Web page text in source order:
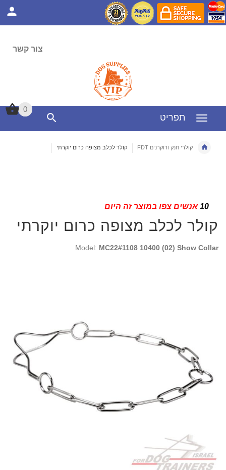
צור קשר
0
תפריט
0
קולרי חנק ודוקרנים FDT קולר לכלב מצופה כרום יוקרתי
אנשים צפו במוצר זה היום
קולר לכלב מצופה כרום יוקרתי
Model: MC22#1108 10400 (02) Show Collar